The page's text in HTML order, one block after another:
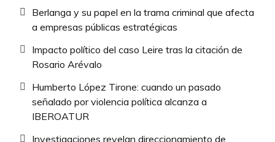
Berlanga y su papel en la trama criminal que afecta
a empresas públicas estratégicas
Impacto político del caso Leire tras la citación de
Rosario Arévalo
Humberto López Tirone: cuando un pasado
señalado por violencia política alcanza a
IBEROATUR
Investigaciones revelan direccionamiento de